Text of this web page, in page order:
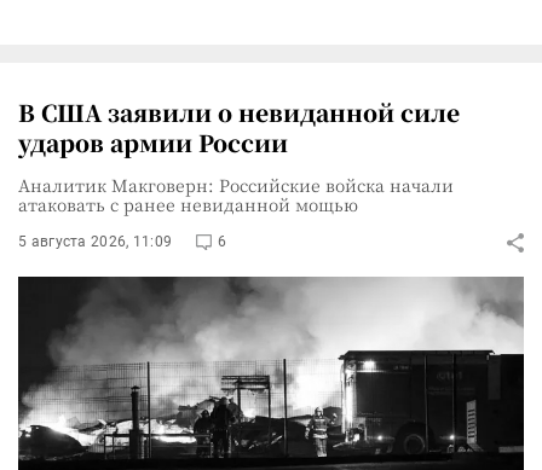
В США заявили о невиданной силе
ударов армии России
Аналитик Макговерн: Российские войска начали
атаковать с ранее невиданной мощью
5 августа 2026, 11:09 6